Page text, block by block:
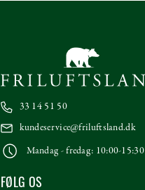
33 14 51 50
kundeservice@friluftsland.dk
Mandag - fredag: 10:00-15:30
FØLG OS